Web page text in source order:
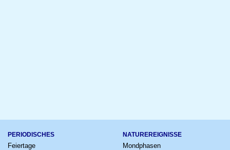
PERIODISCHES
Feiertage
NATUREREIGNISSE
Mondphasen